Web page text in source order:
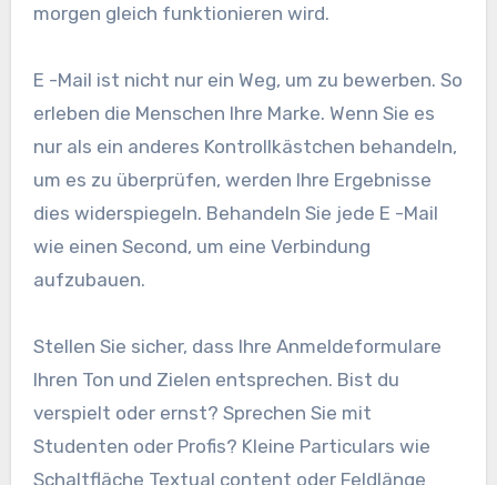
morgen gleich funktionieren wird.
E -Mail ist nicht nur ein Weg, um zu bewerben. So
erleben die Menschen Ihre Marke. Wenn Sie es
nur als ein anderes Kontrollkästchen behandeln,
um es zu überprüfen, werden Ihre Ergebnisse
dies widerspiegeln. Behandeln Sie jede E -Mail
wie einen Second, um eine Verbindung
aufzubauen.
Stellen Sie sicher, dass Ihre Anmeldeformulare
Ihren Ton und Zielen entsprechen. Bist du
verspielt oder ernst? Sprechen Sie mit
Studenten oder Profis? Kleine Particulars wie
Schaltfläche Textual content oder Feldlänge